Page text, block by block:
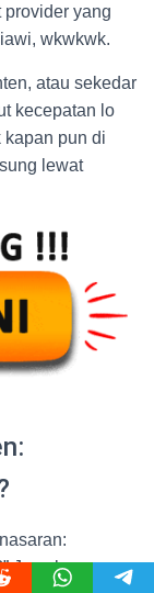
yang
wkwkwk.
atau sekedar
kecepatan lo
kapan pun di
lewat
Jawabannya